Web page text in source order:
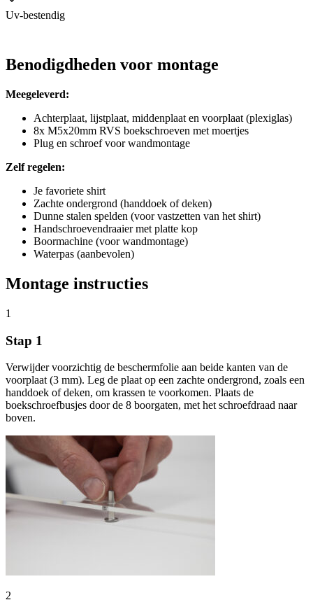
Uv-bestendig
Benodigdheden voor montage
Meegeleverd:
Achterplaat, lijstplaat, middenplaat en voorplaat (plexiglas)
8x M5x20mm RVS boekschroeven met moertjes
Plug en schroef voor wandmontage
Zelf regelen:
Je favoriete shirt
Zachte ondergrond (handdoek of deken)
Dunne stalen spelden (voor vastzetten van het shirt)
Handschroevendraaier met platte kop
Boormachine (voor wandmontage)
Waterpas (aanbevolen)
Montage instructies
1
Stap 1
Verwijder voorzichtig de beschermfolie aan beide kanten van de
voorplaat (3 mm). Leg de plaat op een zachte ondergrond, zoals een
handdoek of deken, om krassen te voorkomen. Plaats de
boekschroefbusjes door de 8 boorgaten, met het schroefdraad naar
boven.
2